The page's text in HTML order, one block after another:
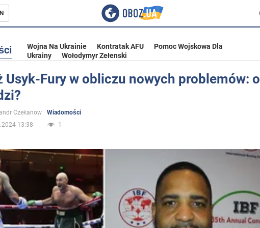
Ukrainie
Wojna Na Ukrainie Kontratak AFU
Pomoc Wojskowa Dla
Ukrainy
Wołodymyr Zełenski
Usyk-Fury w obliczu nowych problemów: o
Czekanow
Wiadomości
13:38
1